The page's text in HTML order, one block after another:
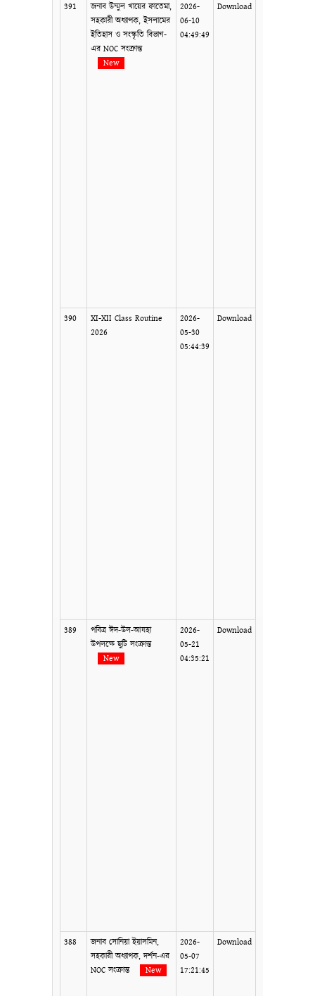
391
জনাব উম্মুল খায়ের ফাতেমা,
সহকারী অধ্যাপক, ইসলামের
ইতিহাস ও সংস্কৃতি বিভাগ-
এর NOC সংক্রান্ত
New
2026-
06-10
04:49:49
Download
390
XI-XII Class Routine
2026
2026-
05-30
05:44:39
Download
389
পবিত্র ঈদ-উল-আযহা
উপলক্ষে ছুটি সংক্রান্ত
New
2026-
05-21
04:35:21
Download
388
জনাব সোনিয়া ইয়াসমিন,
সহকারী অধ্যাপক, দর্শন-এর
NOC সংক্রান্ত
New
2026-
05-07
17:21:45
Download